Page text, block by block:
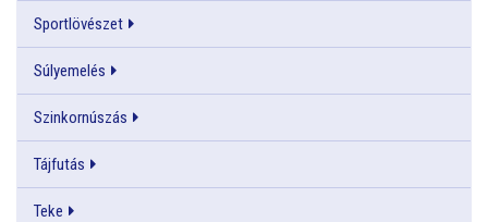
Sportlövészet
Súlyemelés
Szinkornúszás
Tájfutás
Teke